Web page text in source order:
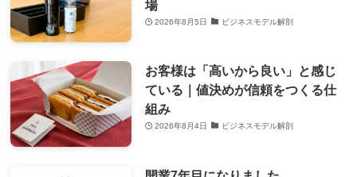
場
2026年8月5日 ビジネスモデル解剖
お客様は「高いから良い」と感じ
ている｜値決めが信頼をつくる仕
組み
2026年8月4日 ビジネスモデル解剖